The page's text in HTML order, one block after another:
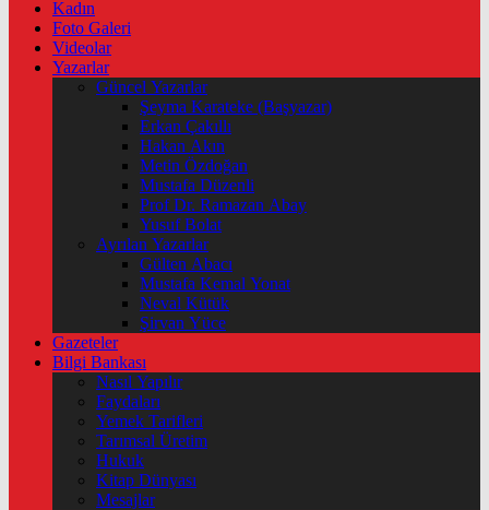
Kadın
Foto Galeri
Videolar
Yazarlar
Güncel Yazarlar
Şeyma Karateke (Başyazar)
Erkan Çakıllı
Hakan Akın
Metin Özdoğan
Mustafa Düzenli
Prof Dr. Ramazan Abay
Yusuf Bolat
Ayrılan Yazarlar
Gülten Abacı
Mustafa Kemal Yonat
Neval Kütük
Şirvan Yüce
Gazeteler
Bilgi Bankası
Nasıl Yapılır
Faydaları
Yemek Tarifleri
Tarımsal Üretim
Hukuk
Kitap Dünyası
Mesajlar